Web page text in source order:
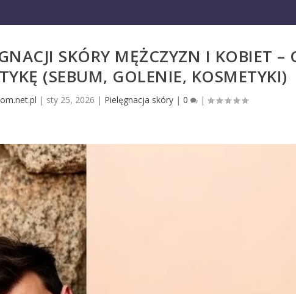
SKÓRY MĘŻCZYZN I KOBIET –
(SEBUM, GOLENIE, KOSMETYKI)
| sty 25, 2026 | Pielęgnacja skóry |0 |